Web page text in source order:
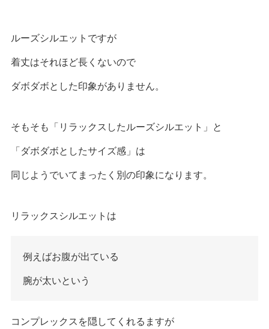
ルーズシルエットですが
着丈はそれほど長くないので
ダボダボとした印象がありません。
そもそも「リラックスしたルーズシルエット」と
「ダボダボとしたサイズ感」は
同じようでいてまったく別の印象になります。
リラックスシルエットは
例えばお腹が出ている
腕が太いという
コンプレックスを隠してくれるますが